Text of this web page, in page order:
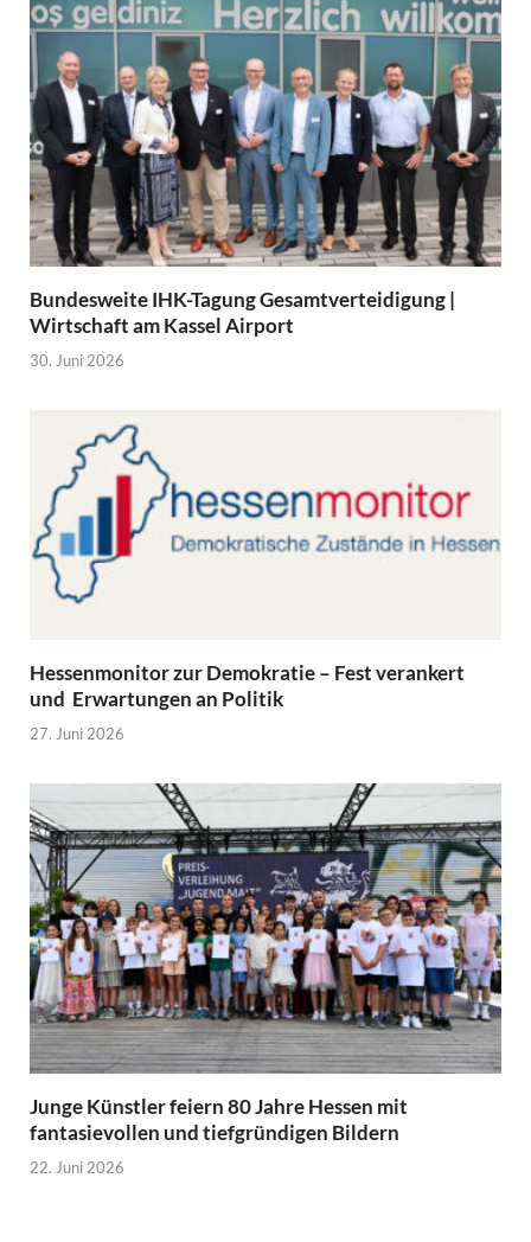
Bundesweite IHK-Tagung Gesamtverteidigung |
Wirtschaft am Kassel Airport
30. Juni 2026
Hessenmonitor zur Demokratie – Fest verankert
und Erwartungen an Politik
27. Juni 2026
Junge Künstler feiern 80 Jahre Hessen mit
fantasievollen und tiefgründigen Bildern
22. Juni 2026